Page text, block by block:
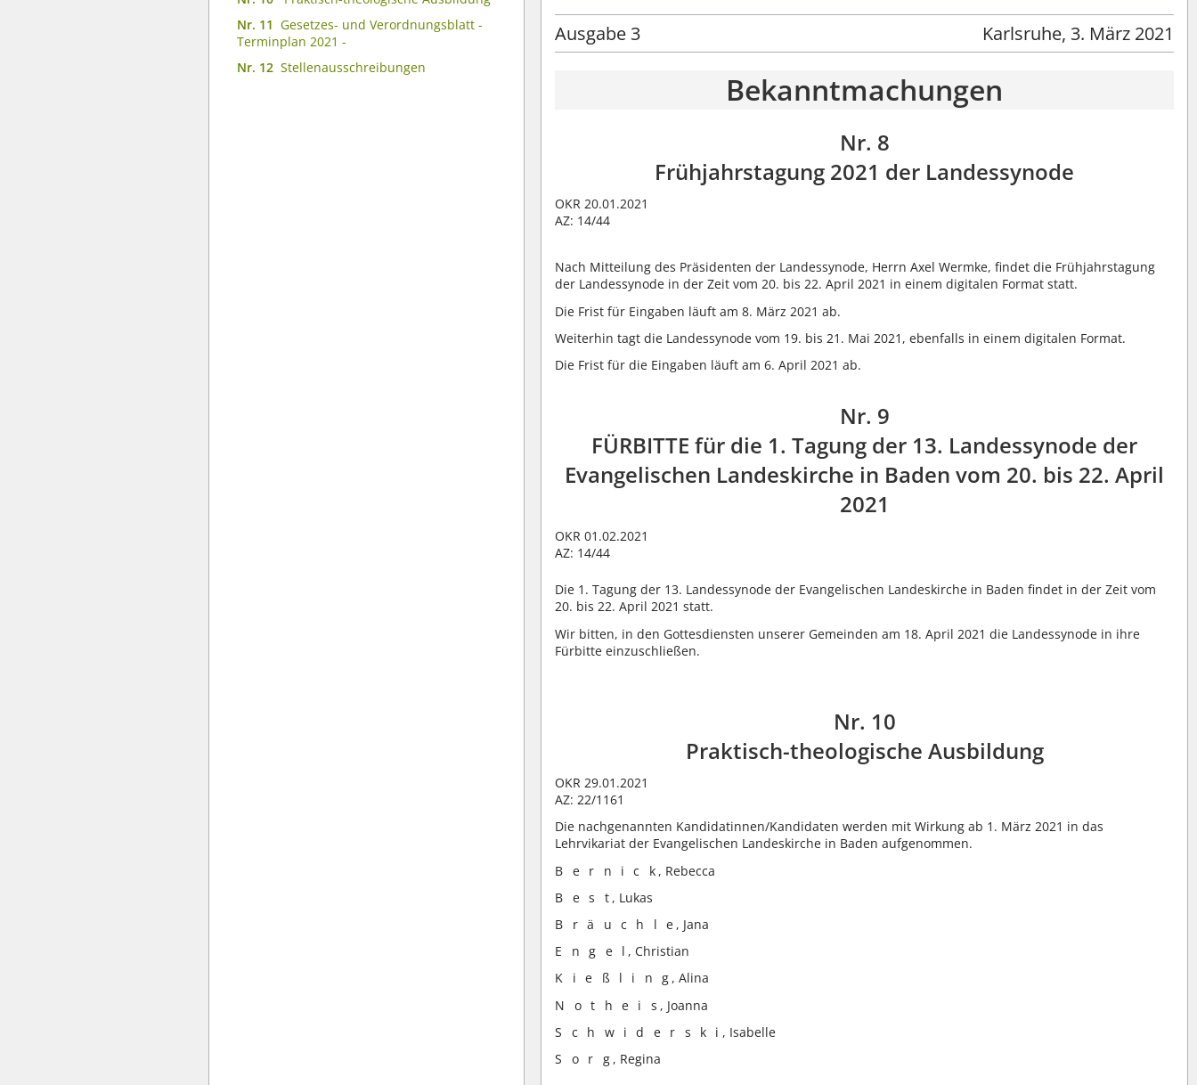
Nr. 11 Gesetzes- und Verordnungsblatt -
Terminplan 2021 -
Nr. 12 Stellenausschreibungen
Ausgabe 3 Karlsruhe, 3. März 2021
Bekanntmachungen
Nr. 8
Frühjahrstagung 2021 der Landessynode
OKR 20.01.2021
AZ: 14/44
Nach Mitteilung des Präsidenten der Landessynode, Herrn Axel Wermke, findet die Frühjahrstagung
der Landessynode in der Zeit vom 20. bis 22. April 2021 in einem digitalen Format statt.
Die Frist für Eingaben läuft am 8. März 2021 ab.
Weiterhin tagt die Landessynode vom 19. bis 21. Mai 2021, ebenfalls in einem digitalen Format.
Die Frist für die Eingaben läuft am 6. April 2021 ab.
Nr. 9
FÜRBITTE für die 1. Tagung der 13. Landessynode der
Evangelischen Landeskirche in Baden vom 20. bis 22. April
2021
OKR 01.02.2021
AZ: 14/44
Die 1. Tagung der 13. Landessynode der Evangelischen Landeskirche in Baden findet in der Zeit vom
20. bis 22. April 2021 statt.
Wir bitten, in den Gottesdiensten unserer Gemeinden am 18. April 2021 die Landessynode in ihre
Fürbitte einzuschließen.
Nr. 10
Praktisch-theologische Ausbildung
OKR 29.01.2021
AZ: 22/1161
Die nachgenannten Kandidatinnen/Kandidaten werden mit Wirkung ab 1. März 2021 in das
Lehrvikariat der Evangelischen Landeskirche in Baden aufgenommen.
B e r n i c k , Rebecca
B e s t , Lukas
B r ä u c h l e , Jana
E n g e l , Christian
K i e ß l i n g , Alina
N o t h e i s , Joanna
S c h w i d e r s k i , Isabelle
S o r g , Regina